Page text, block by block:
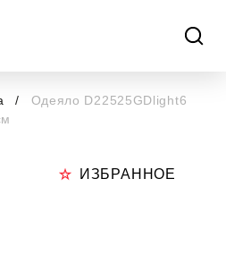
Одеяло D22525GDlight6
ИЗБРАННОЕ